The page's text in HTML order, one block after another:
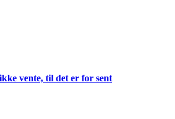
vente, til det er for sent